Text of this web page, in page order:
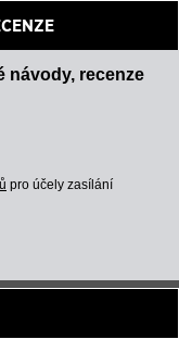
návody, recenze
pro účely zasílání